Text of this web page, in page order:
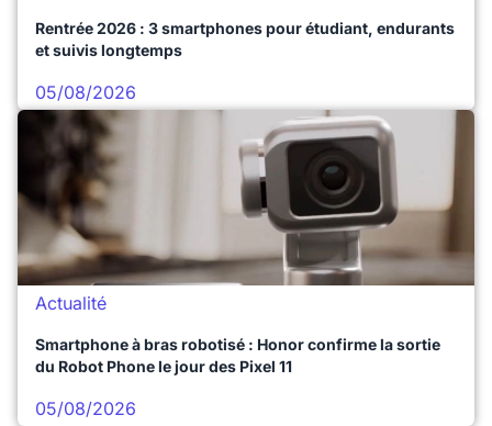
Rentrée 2026 : 3 smartphones pour étudiant, endurants
et suivis longtemps
05/08/2026
Actualité
Smartphone à bras robotisé : Honor confirme la sortie
du Robot Phone le jour des Pixel 11
05/08/2026